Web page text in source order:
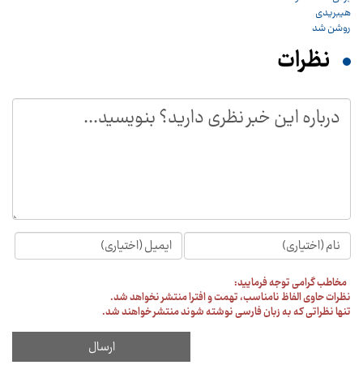
نظرات
مخاطب گرامی توجه فرمایید:
نظرات حاوی الفاظ نامناسب، تهمت و افترا منتشر نخواهد شد.
تنها نظراتی که به زبان فارسی نوشته شوند منتشر خواهند شد.